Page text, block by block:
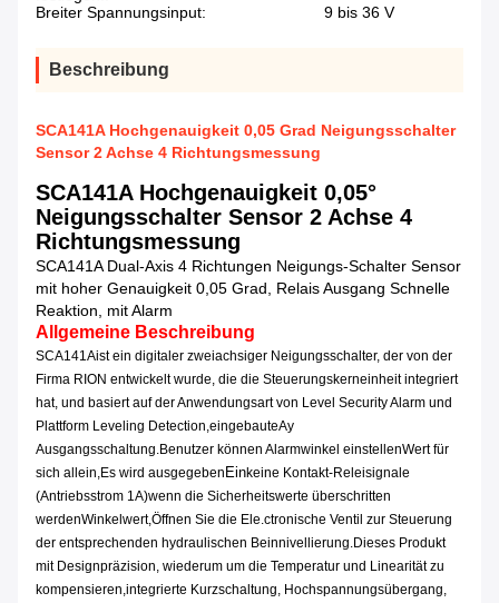
Breiter Spannungsinput:
9 bis 36 V
Beschreibung
SCA141A Hochgenauigkeit 0,05 Grad Neigungsschalter
Sensor 2 Achse 4 Richtungsmessung
SCA141A Hochgenauigkeit 0,05°
Neigungsschalter Sensor 2 Achse 4
Richtungsmessung
SCA141A Dual-Axis 4 Richtungen Neigungs-Schalter Sensor
mit hoher Genauigkeit 0,05 Grad, Relais Ausgang Schnelle
Reaktion, mit Alarm
Allgemeine Beschreibung
SCA141Aist ein digitaler zweiachsiger Neigungsschalter, der von der
Firma RION entwickelt wurde, die die Steuerungskerneinheit integriert
hat, und basiert auf der Anwendungsart von Level Security Alarm und
Plattform Leveling Detection,eingebauteAy
Ausgangsschaltung.Benutzer können Alarmwinkel einstellenWert für
sich allein,Es wird ausgegeben Einkeine Kontakt-Releisignale
(Antriebsstrom 1A)wenn die Sicherheitswerte überschritten
werdenWinkelwert,Öffnen Sie die Ele.ctronische Ventil zur Steuerung
der entsprechenden hydraulischen Beinnivellierung.Dieses Produkt
mit Designpräzision, wiederum um die Temperatur und Linearität zu
kompensieren,integrierte Kurzschaltung, Hochspannungsübergang,